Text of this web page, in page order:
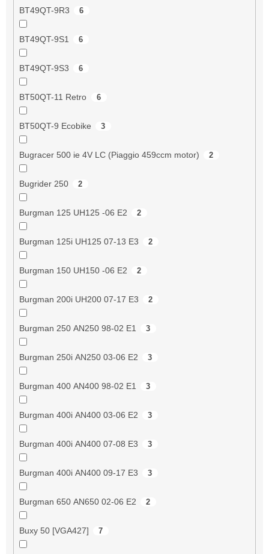
BT49QT-9R3 6
BT49QT-9S1 6
BT49QT-9S3 6
BT50QT-11 Retro 6
BT50QT-9 Ecobike 3
Bugracer 500 ie 4V LC (Piaggio 459ccm motor) 2
Bugrider 250 2
Burgman 125 UH125 -06 E2 2
Burgman 125i UH125 07-13 E3 2
Burgman 150 UH150 -06 E2 2
Burgman 200i UH200 07-17 E3 2
Burgman 250 AN250 98-02 E1 3
Burgman 250i AN250 03-06 E2 3
Burgman 400 AN400 98-02 E1 3
Burgman 400i AN400 03-06 E2 3
Burgman 400i AN400 07-08 E3 3
Burgman 400i AN400 09-17 E3 3
Burgman 650 AN650 02-06 E2 2
Buxy 50 [VGA427] 7